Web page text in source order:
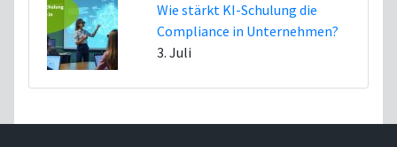
Wie stärkt KI-Schulung die
Compliance in Unternehmen?
3. Juli